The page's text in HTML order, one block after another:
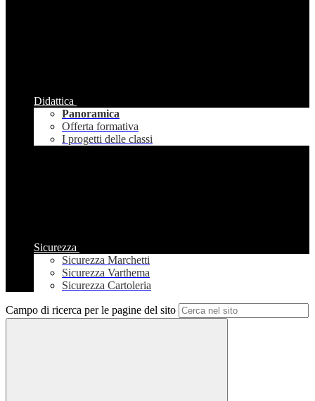
Didattica
Panoramica
Offerta formativa
I progetti delle classi
Sicurezza
Sicurezza Marchetti
Sicurezza Varthema
Sicurezza Cartoleria
Campo di ricerca per le pagine del sito